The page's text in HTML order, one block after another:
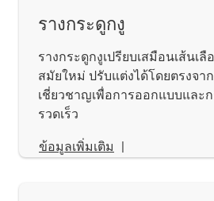
รางกระดูกงู
รางกระดูกงูเปรียบเสมือนเส้นเลื
สมัยใหม่ ปรับแต่งได้โดยตรงจา
เชี่ยวชาญเพื่อการออกแบบและ
รวดเร็ว
ข้อมูลเพิ่มเติม |